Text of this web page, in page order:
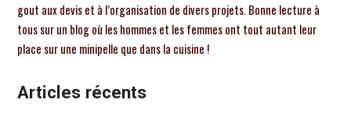
gout aux devis et à l’organisation de divers projets. Bonne lecture à
tous sur un blog où les hommes et les femmes ont tout autant leur
place sur une minipelle que dans la cuisine !
Articles récents